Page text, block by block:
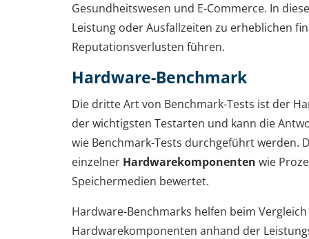
Gesundheitswesen und E-Commerce. In
Leistung oder Ausfallzeiten zu erheblichen
Reputationsverlusten führen.
Hardware-Benchmark
Die dritte Art von Benchmark-Tests ist der
der wichtigsten Testarten und kann die
wie Benchmark-Tests durchgeführt werden.
einzelner Hardwarekomponenten wie
Speichermedien bewertet.
Hardware-Benchmarks helfen beim
Hardwarekomponenten anhand der